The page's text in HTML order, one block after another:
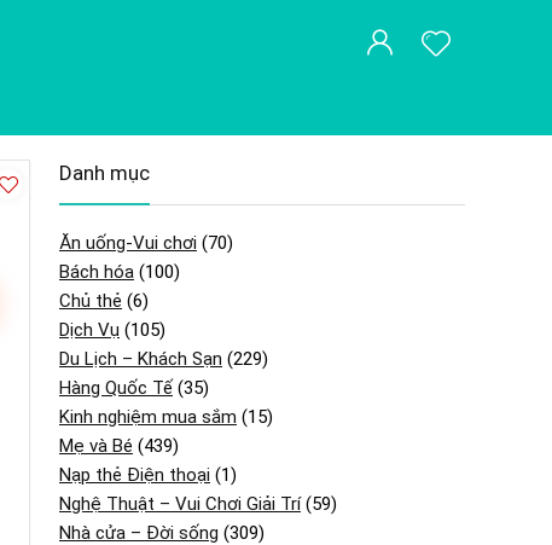
Danh mục
Ăn uống-Vui chơi (70)
Bách hóa (100)
Chủ thẻ (6)
Dịch Vụ (105)
Du Lịch – Khách Sạn (229)
Hàng Quốc Tế (35)
Kinh nghiệm mua sắm (15)
Mẹ và Bé (439)
Nạp thẻ Điện thoại (1)
Nghệ Thuật – Vui Chơi Giải Trí(59)
Nhà cửa – Đời sống (309)